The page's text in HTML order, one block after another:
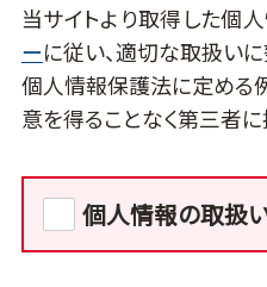
当サイトより取得した個
ーに従い、適切な取扱い
個人情報保護法に定める
意を得ることなく第三者に
個人情報の取扱